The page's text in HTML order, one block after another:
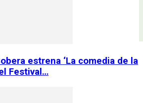
estrena ‘La comedia de la
Festival…